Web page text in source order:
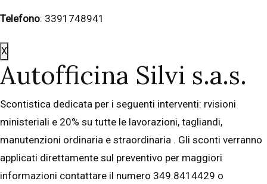
Telefono: 3391748941
X
Autofficina Silvi s.a.s.
Scontistica dedicata per i seguenti interventi: rvisioni
ministeriali e 20% su tutte le lavorazioni, tagliandi,
manutenzioni ordinaria e straordinaria . Gli sconti verranno
applicati direttamente sul preventivo per maggiori
informazioni contattare il numero 349.8414429 o